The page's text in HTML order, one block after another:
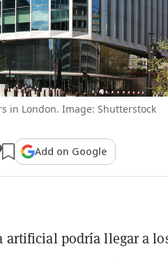
in London. Image: Shutterstock
Add on Google
podría llegar a